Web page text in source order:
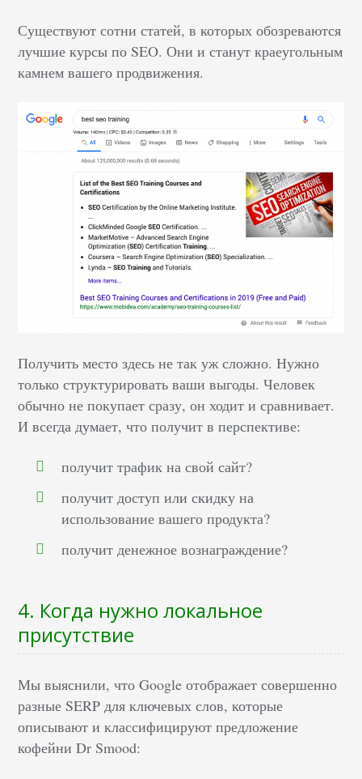
Существуют сотни статей, в которых обозреваются
лучшие курсы по SEO. Они и станут краеугольным
камнем вашего продвижения.
Получить место здесь не так уж сложно. Нужно
только структурировать ваши выгоды. Человек
обычно не покупает сразу, он ходит и сравнивает.
И всегда думает, что получит в перспективе:
получит трафик на свой сайт?
получит доступ или скидку на
использование вашего продукта?
получит денежное вознаграждение?
4. Когда нужно локальное
присутствие
Мы выяснили, что Google отображает совершенно
разные SERP для ключевых слов, которые
описывают и классифицируют предложение
кофейни Dr Smood: